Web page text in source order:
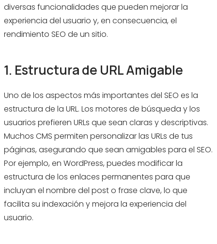
diversas funcionalidades que pueden mejorar la
experiencia del usuario y, en consecuencia, el
rendimiento SEO de un sitio.
1. Estructura de URL Amigable
Uno de los aspectos más importantes del SEO es la
estructura de la URL. Los motores de búsqueda y los
usuarios prefieren URLs que sean claras y descriptivas.
Muchos CMS permiten personalizar las URLs de tus
páginas, asegurando que sean amigables para el SEO.
Por ejemplo, en WordPress, puedes modificar la
estructura de los enlaces permanentes para que
incluyan el nombre del post o frase clave, lo que
facilita su indexación y mejora la experiencia del
usuario.